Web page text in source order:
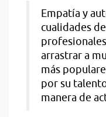
Empatía y
cualidades
arrastrar a
más
por su
manera de